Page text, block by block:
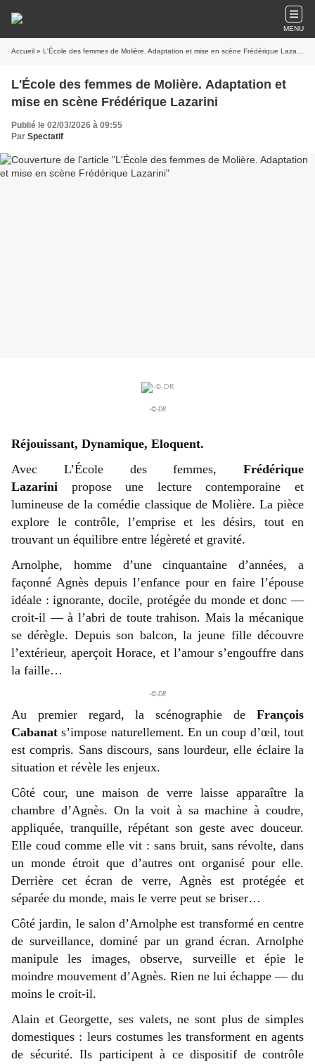
MENU
Accueil » L'École des femmes de Molière. Adaptation et mise en scène Frédérique Lazarini
L'École des femmes de Molière. Adaptation et
mise en scène Frédérique Lazarini
Publié le 02/03/2026 à 09:55
Par Spectatif
-©-DR
Réjouissant, Dynamique, Eloquent.
Avec L’École des femmes,
Frédérique
Lazarini
propose une lecture contemporaine et
lumineuse de la comédie classique de Molière. La pièce
explore le contrôle, l’emprise et les désirs, tout en
trouvant un équilibre entre légèreté et gravité.
Arnolphe, homme d’une cinquantaine d’années, a
façonné Agnès depuis l’enfance pour en faire l’épouse
idéale : ignorante, docile, protégée du monde et donc —
croit-il — à l’abri de toute trahison. Mais la mécanique
se dérègle. Depuis son balcon, la jeune fille découvre
l’extérieur, aperçoit Horace, et l’amour s’engouffre dans
la faille…
-©-DR
Au premier regard, la scénographie de
François
Cabanat s’impose naturellement. En un coup d’œil, tout
est compris. Sans discours, sans lourdeur, elle éclaire la
situation et révèle les enjeux.
Côté cour, une maison de verre laisse apparaître la
chambre d’Agnès. On la voit à sa machine à coudre,
appliquée, tranquille, répétant son geste avec douceur.
Elle coud comme elle vit : sans bruit, sans révolte, dans
un monde étroit que d’autres ont organisé pour elle.
Derrière cet écran de verre, Agnès est protégée et
séparée du monde, mais le verre peut se briser…
Côté jardin, le salon d’Arnolphe est transformé en centre
de surveillance, dominé par un grand écran. Arnolphe
manipule les images, observe, surveille et épie le
moindre mouvement d’Agnès. Rien ne lui échappe — du
moins le croit-il.
Alain et Georgette, ses valets, ne sont plus de simples
domestiques : leurs costumes les transforment en agents
de sécurité. Ils participent à ce dispositif de contrôle